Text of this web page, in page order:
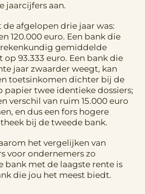
jaarcijfers aan.
de afgelopen drie jaar was:
120.000 euro. Een bank die
gemiddelde
93.333 euro. Een bank die
jaar zwaarder weegt, kan
toetsinkomen dichter bij de
papier twee identieke dossiers;
verschil van ruim 15.000 euro
en dus een fors hogere
bij de tweede bank.
het vergelijken van
voor ondernemers zo
bank met de laagste rente is
die jou het meest biedt.